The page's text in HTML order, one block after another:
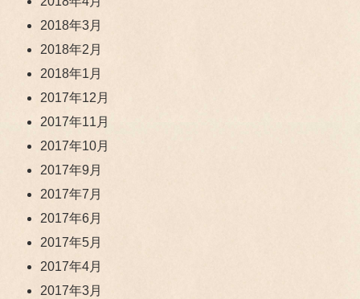
2018年3月
2018年2月
2018年1月
2017年12月
2017年11月
2017年10月
2017年9月
2017年7月
2017年6月
2017年5月
2017年4月
2017年3月